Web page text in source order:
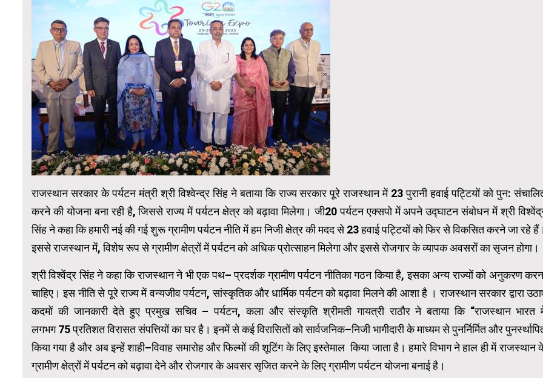
राजस्थान सरकार के पर्यटन मंत्री श्री विश्वेन्द्र सिंह ने बताया कि राज्य सरकार पूरे राजस्थान में 23 पुरानी हवाई पट्टियों को पुन:
करने की योजना बना रही है, जिससे राज्य में पर्यटन क्षेत्र को बढ़ावा मिलेगा। जी20 पर्यटन एक्सपो में अपने उद्घाटन संबोधन में श्री
सिंह ने कहा कि हमारी नई की गई शुरू ग्रामीण पर्यटन नीति में हम निजी क्षेत्र की मदद से 23 हवाई पट्टियों को फिर से विकसित करने जा रहे
इससे राजस्थान में, विशेष रूप से ग्रामीण क्षेत्रों में पर्यटन को अधिक प्रोत्साहन मिलेगा और इससे रोजगार के व्‍यापक अवसरों का सृजन होगा।
श्री विश्वेंद्र सिंह ने कहा कि राजस्थान ने भी एक पथ– प्रदर्शक ग्रामीण पर्यटन नीतिका गठन किया है, इसका अन्य राज्यों को अनुकरण
चाहिए। इस नीति से पूरे राज्य में वन्यजीव पर्यटन, सांस्कृतिक और धार्मिक पर्यटन को बढ़ावा मिलने की आशा है । राजस्थान सरकार द्वारा
कदमों की जानकारी देते हुए प्रमुख सचिव–पर्यटन, कला और संस्कृति श्रीमती गायत्री राठौर ने बताया कि “राजस्थान भारत
लगभग75प्रतिशत विरासत संपत्तियों का घर है। इनमें से कई विरासितों को सार्वजनिक–निजी भागीदारी के माध्यम से पुनर्निर्मित और
किया गया है और अब इन्‍हें शाही–विवाह समारोह और फिल्‍मों की शूटिंग केलिए इस्‍तेमाल किया जाता है। हमारे विभाग ने हाल ही में राजस्थान
ग्रामीण क्षेत्रों में पर्यटन को बढ़ावा देने और रोजगार के अवसर सृजित करने के लिए ग्रामीण पर्यटन योजना बनाई है।